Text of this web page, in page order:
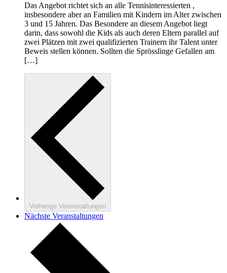
Das Angebot richtet sich an alle Tennisinteressierten ,
insbesondere aber an Familien mit Kindern im Alter zwischen
3 und 15 Jahren. Das Besondere an diesem Angebot liegt
darin, dass sowohl die Kids als auch deren Eltern parallel auf
zwei Plätzen mit zwei qualifizierten Trainern ihr Talent unter
Beweis stellen können. Sollten die Sprösslinge Gefallen am
[…]
Vorherige Veranstaltungen
Nächste Veranstaltungen